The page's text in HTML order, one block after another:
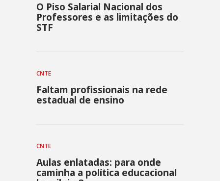
O Piso Salarial Nacional dos
Professores e as limitações do
STF
CNTE
Faltam profissionais na rede
estadual de ensino
CNTE
Aulas enlatadas: para onde
caminha a política educacional